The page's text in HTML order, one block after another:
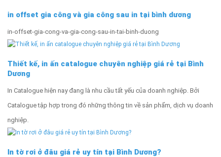
in offset gia công và gia công sau in tại bình dương
in-offset-gia-cong-va-gia-cong-sau-in-tai-binh-duong
Thiết kế, in ấn catalogue chuyên nghiệp giá rẻ tại Bình
Dương
In Catalogue hiện nay đang là nhu cầu tất yếu của doanh nghiệp. Bởi
Catalogue tập hợp trong đó những thông tin về sản phẩm, dịch vụ doanh
nghiệp.
In tờ rơi ở đâu giá rẻ uy tín tại Bình Dương?